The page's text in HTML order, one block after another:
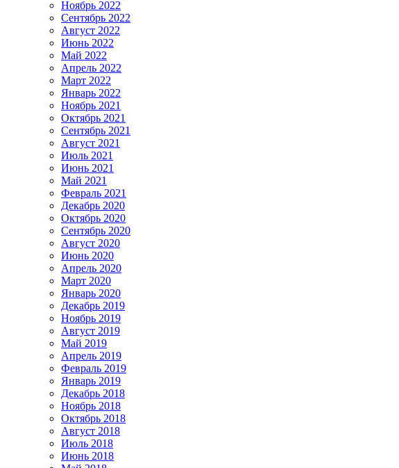
Ноябрь 2022
Сентябрь 2022
Август 2022
Июнь 2022
Май 2022
Апрель 2022
Март 2022
Январь 2022
Ноябрь 2021
Октябрь 2021
Сентябрь 2021
Август 2021
Июль 2021
Июнь 2021
Май 2021
Февраль 2021
Декабрь 2020
Октябрь 2020
Сентябрь 2020
Август 2020
Июнь 2020
Апрель 2020
Март 2020
Январь 2020
Декабрь 2019
Ноябрь 2019
Август 2019
Май 2019
Апрель 2019
Февраль 2019
Январь 2019
Декабрь 2018
Ноябрь 2018
Октябрь 2018
Август 2018
Июль 2018
Июнь 2018